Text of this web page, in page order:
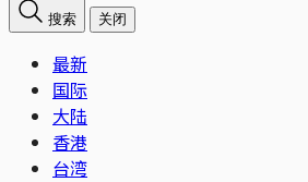
搜索 关闭
最新
国际
大陆
香港
台湾